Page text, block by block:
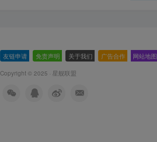
友链申请 免责声明 关于我们 广告合作 网站地图
Copyright © 2025 · 星舰联盟